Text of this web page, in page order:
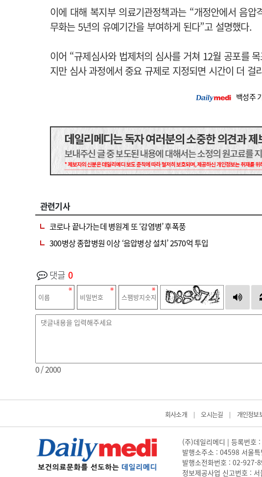
이에 대해 복지부 의료기관정책과는 “개정안에서 음
무화는 5년의 유예기간을 부여하게 된다”고 설명했다.
이어 “규제심사와 법제처의 심사를 거쳐 12월 공포를
지만 심사 과정에서 중요 규제로 지정되면 시간이 더 걸
백성주
관련기사
코로나 끝나가는데 병원계 또 ‘감염병’ 후폭풍
300병상 종합병원 이상 ‘음압병상 설치’ 2570억 투입
댓글 0
0/ 2000
회사소개 | 오시는길 | 개인정보
(주)데일리메디 | 등록번호
발행소주소 : 04598 서울
발행소전화번호 : 02-927-
정보제공사업 신고번호 :